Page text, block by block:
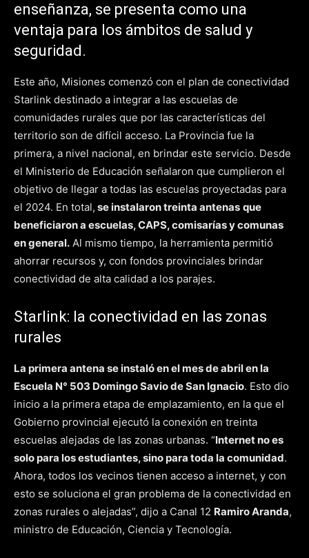
enseñanza, se presenta como una
ventaja para los ámbitos de salud y
seguridad.
Este año, Misiones comenzó con el plan de conectividad
Starlink destinado a integrar a las escuelas de
comunidades rurales que por las características del
territorio son de difícil acceso. La Provincia fue la
primera, a nivel nacional, en brindar este servicio. Desde
el Ministerio de Educación señalaron que cumplieron el
objetivo de llegar a todas las escuelas proyectadas para
el 2024. En total, se instalaron treinta antenas que
beneficiaron a escuelas, CAPS, comisarías y comunas
en general. Al mismo tiempo, la herramienta permitió
ahorrar recursos y, con fondos provinciales brindar
conectividad de alta calidad a los parajes.
Starlink: la conectividad en las zonas
rurales
La primera antena se instaló en el mes de abril en la
Escuela N° 503 Domingo Savio de San Ignacio. Esto dio
inicio a la primera etapa de emplazamiento, en la que el
Gobierno provincial ejecutó la conexión en treinta
escuelas alejadas de las zonas urbanas. “Internet no es
solo para los estudiantes, sino para toda la comunidad.
Ahora, todos los vecinos tienen acceso a internet, y con
esto se soluciona el gran problema de la conectividad en
zonas rurales o alejadas”, dijo a Canal 12 Ramiro Aranda,
ministro de Educación, Ciencia y Tecnología.